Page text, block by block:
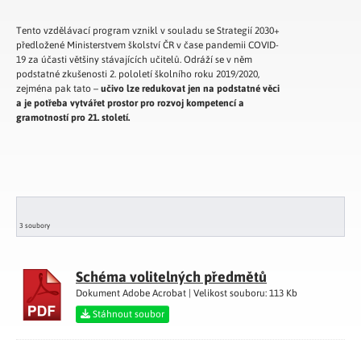
Tento vzdělávací program vznikl v souladu se Strategií 2030+
předložené Ministerstvem školství ČR v čase pandemii COVID-
19 za účasti většiny stávajících učitelů. Odráží se v něm
podstatné zkušenosti 2. pololetí školního roku 2019/2020,
zejména pak tato –učivo lze redukovat jen na podstatné věci
a je potřeba vytvářet prostor pro rozvoj kompetencí a
gramotností pro 21. století.
3 soubory
Schéma volitelných předmětů
Dokument Adobe Acrobat | Velikost souboru: 113 Kb
Stáhnout soubor